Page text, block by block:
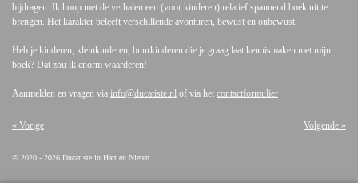
bijdragen. Ik hoop met de verhalen een (voor kinderen) relatief spannend boek uit te
brengen. Het karakter beleeft verschillende avonturen, bewust en onbewust.
Heb je kinderen, kleinkinderen, buurkinderen die je graag laat kennismaken met mijn
boek? Dat zou ik enorm waarderen!
Aanmelden en vragen via info@ducatiste.nl of via het contactformulier
« Vorige Volgende »
© 2020 - 2026 Ducatiste in Hart en Nieren